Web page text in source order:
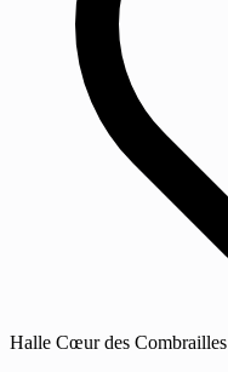
Halle Cœur des Combrailles